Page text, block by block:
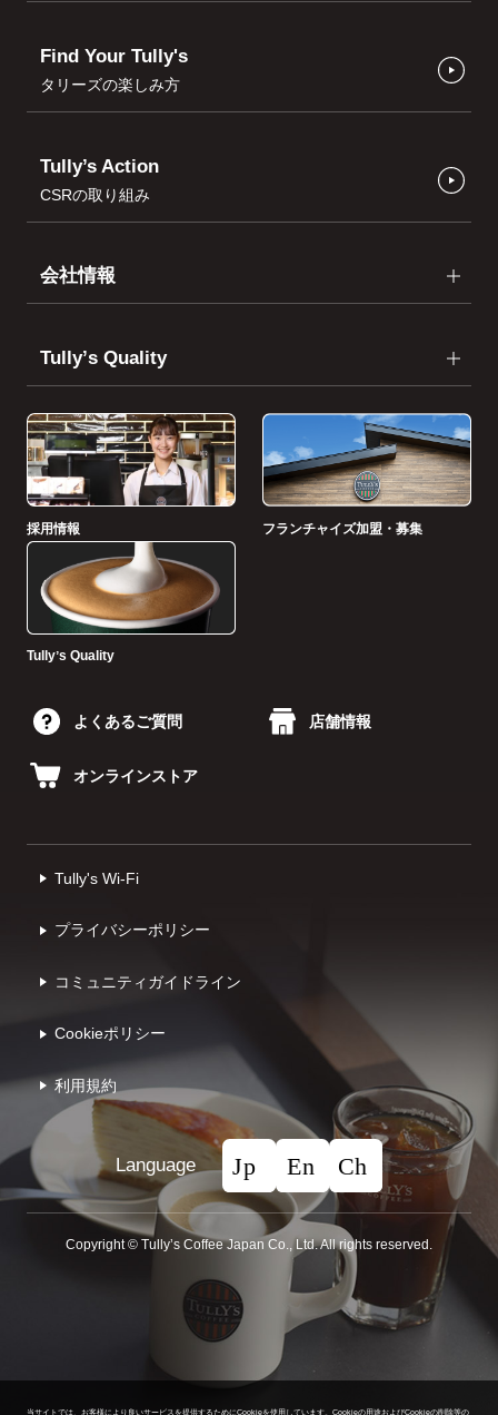
Find Your Tully's
タリーズの楽しみ方
Tully’s Action
CSRの取り組み
会社情報
Tullyʼs Quality
採用情報 フランチャイズ加盟・募集
Tullyʼs Quality
よくあるご質問 店舗情報
オンラインストア
Tully's Wi-Fi
プライバシーポリシー
コミュニティガイドライン
Cookieポリシー
利⽤規約
Language
Copyright © Tullyʼs Coffee Japan Co., Ltd. All rights reserved.
当サイトでは、お客様により良いサービスを提供するためにCookieを使用しています。 Cookieの用途およびCookieの削除等の